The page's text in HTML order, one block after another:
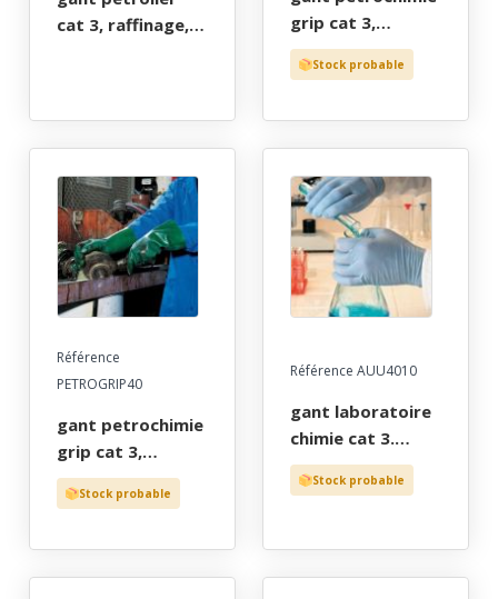
cat 3, raffinage,
grip cat 3,
raffinage,
carburant,
support coton,
long 27 cm, tu
(9/10)
Stock probable
Référence
PETROGRIP40
gant petrochimie
grip cat 3,
raffinage,
carburant,
support coton,
Stock probable
Référence AUU4010
gant laboratoire
chimie cat 3.
nitrile bleu non
poudre, t6/7 - 7/8
de 100 gants)
Stock probable